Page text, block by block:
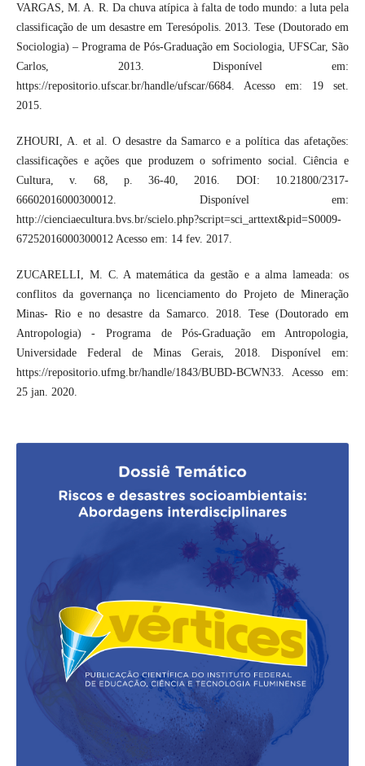
VARGAS, M. A. R. Da chuva atípica à falta de todo mundo: a luta pela
classificação de um desastre em Teresópolis. 2013. Tese (Doutorado em
Sociologia) – Programa de Pós-Graduação em Sociologia, UFSCar, São
Carlos, 2013. Disponível em:
https://repositorio.ufscar.br/handle/ufscar/6684. Acesso em: 19 set.
2015.
ZHOURI, A. et al. O desastre da Samarco e a política das afetações:
classificações e ações que produzem o sofrimento social. Ciência e
Cultura, v. 68, p. 36-40, 2016. DOI: 10.21800/2317-
66602016000300012. Disponível em:
http://cienciaecultura.bvs.br/scielo.php?script=sci_arttext&pid=S0009-
67252016000300012 Acesso em: 14 fev. 2017.
ZUCARELLI, M. C. A matemática da gestão e a alma lameada: os
conflitos da governança no licenciamento do Projeto de Mineração
Minas- Rio e no desastre da Samarco. 2018. Tese (Doutorado em
Antropologia) - Programa de Pós-Graduação em Antropologia,
Universidade Federal de Minas Gerais, 2018. Disponível em:
https://repositorio.ufmg.br/handle/1843/BUBD-BCWN33. Acesso em:
25 jan. 2020.